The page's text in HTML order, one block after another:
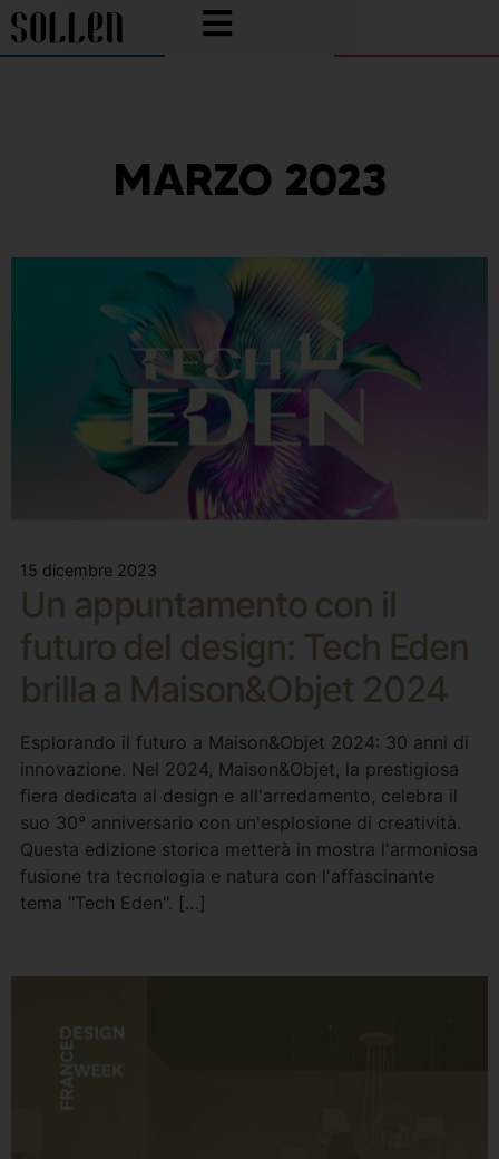
MARZO 2023
15 dicembre 2023
Un appuntamento con il
futuro del design: Tech Eden
brilla a Maison&Objet 2024
Esplorando il futuro a Maison&Objet 2024: 30 anni di
innovazione. Nel 2024, Maison&Objet, la prestigiosa
fiera dedicata al design e all'arredamento, celebra il
suo 30° anniversario con un'esplosione di creatività.
Questa edizione storica metterà in mostra l'armoniosa
fusione tra tecnologia e natura con l'affascinante
tema "Tech Eden". […]